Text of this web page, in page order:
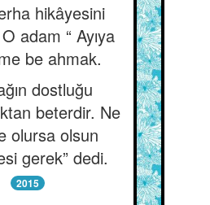
hikâyesini
adam “ Ayıya
be ahmak.
dostluğu
beterdir. Ne
olursa olsun
gerek” dedi.
2015